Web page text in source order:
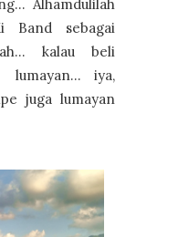
Alhamdulilah
Band sebagai
kalau beli
lumayan... iya,
juga lumayan